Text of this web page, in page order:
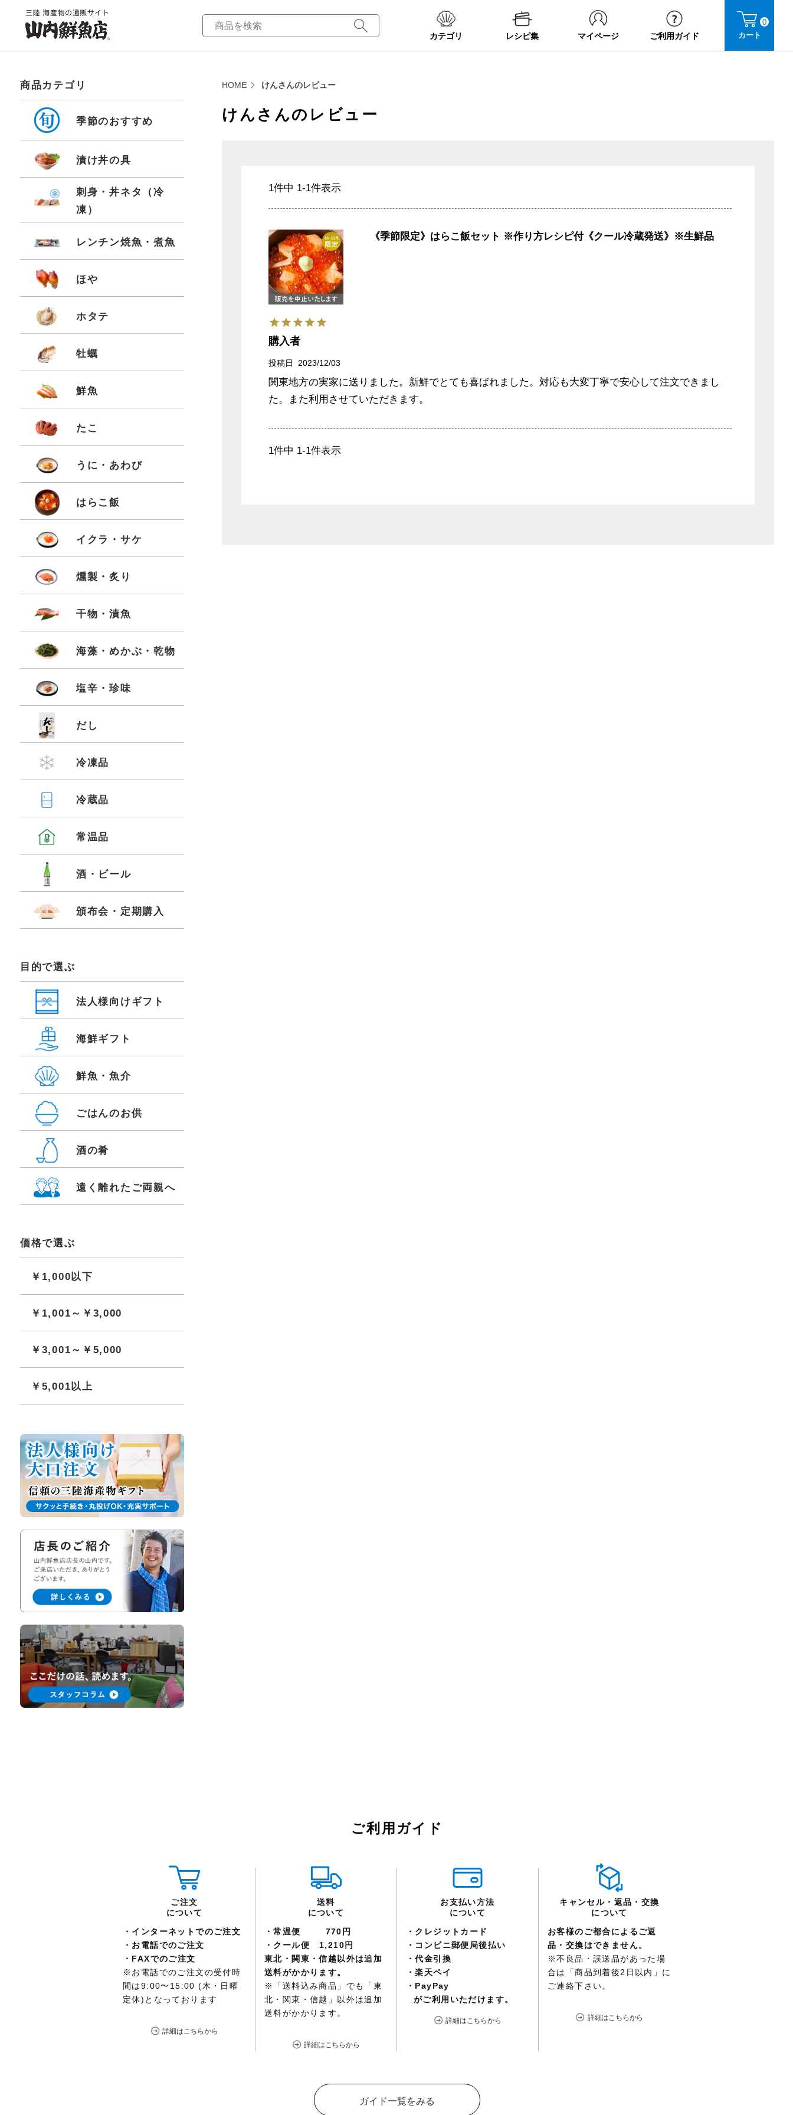
カテゴリ レシピ集 マイページ ご利用ガイド カート
0
HOME けんさんのレビュー
けんさんのレビュー
1件中 1-1件表示
《季節限定》はらこ飯セット ※作り方レシピ付《クール冷蔵発送》※生鮮品
購入者
投稿日 2023/12/03
関東地方の実家に送りました。新鮮でとても喜ばれました。対応も大変丁寧で安心して注文できまし
た。また利用させていただきます。
1件中 1-1件表示
商品カテゴリ
季節のおすすめ
漬け丼の具
刺身・丼ネタ（冷
凍）
レンチン焼魚・煮魚
ほや
ホタテ
牡蠣
鮮魚
たこ
うに・あわび
はらこ飯
イクラ・サケ
燻製・炙り
干物・漬魚
海藻・めかぶ・乾物
塩辛・珍味
だし
冷凍品
冷蔵品
常温品
酒・ビール
頒布会・定期購入
目的で選ぶ
法人様向けギフト
海鮮ギフト
鮮魚・魚介
ごはんのお供
酒の肴
遠く離れたご両親へ
価格で選ぶ
￥1,000以下
￥1,001～￥3,000
￥3,001～￥5,000
￥5,001以上
ご利用ガイド
ご注文
について
インターネットでのご注文
お電話でのご注文
FAXでのご注文
※お電話でのご注文の受付時
間は9:00〜 15:00 (木・日曜
定休)となっております
詳細はこちらから
送料
について
常温便
770円
クール便
1,210円
東北・関東・信越以外は追加
送料がかかります。
※「送料込み商品」でも「東
北・関東・信越」以外は追加
送料がかかります。
詳細はこちらから
お支払い方法
について
クレジットカード
コンビニ郵便局後払い
代金引換
楽天ペイ
PayPay
がご利用いただけます。
詳細はこちらから
キャンセル・返品・交換
について
お客様のご都合によるご返
品・交換はできません。
※不良品・誤送品があった場
合は「商品到着後2日以内」に
ご連絡下さい。
詳細はこちらから
ガイド一覧をみる